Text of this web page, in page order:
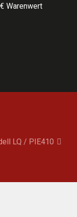
Warenwert
LQ / PIE410